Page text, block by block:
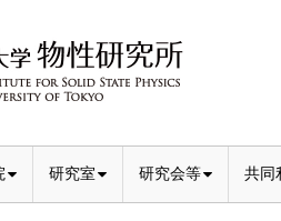
研究室 研究会等 共同